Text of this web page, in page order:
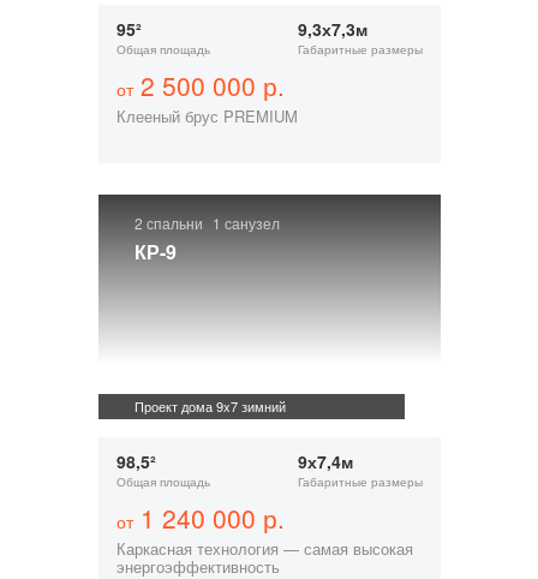
95²
Общая площадь
9,3х7,3м
Габаритные размеры
от2 500 000 р.
Клееный брус PREMIUM
2 спальни 1 санузел
КР-9
Проект дома 9x7 зимний
98,5²
Общая площадь
9х7,4м
Габаритные размеры
от1 240 000 р.
Каркасная технология — самая высокая
энергоэффективность